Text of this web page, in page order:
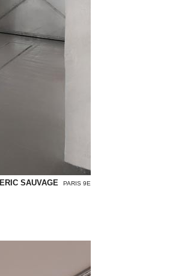
ERIC SAUVAGE PARIS 9E